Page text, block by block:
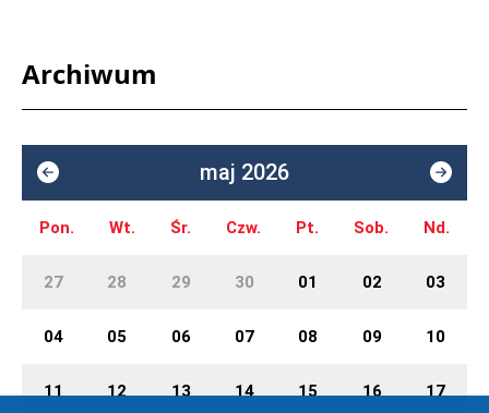
Archiwum
maj 2026
Pon. Wt. Śr. Czw. Pt. Sob. Nd.
27 28 29 30 01 02 03
04 05 06 07 08 09 10
11 12 13 14 15 16 17